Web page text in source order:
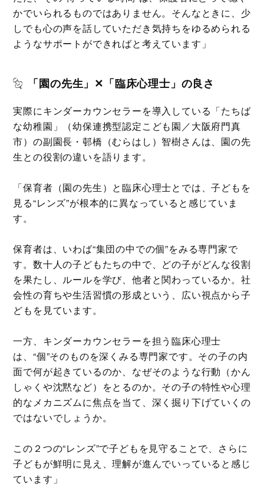
かでいられるものではありません。そんなときに、少
しでも心の声を話していただき気持ちをゆるめられる
ようなサポートができればと考えています」
「園の先生」✕「臨床心理士」の良さ
実際にキンダーカウンセラーを導入している「たちば
な幼稚園」（幼保連携型認定こども園／大阪府門真
市）の副園長・邨橋（むらはし）智樹さんは、園の先
生との役割の違いを語ります。
「保育者（園の先生）と臨床心理士とでは、子どもを
見る“レンズ”が根本的に異なっていると感じていま
す。
保育者は、いわば“集団の中での個”をみる専門家で
す。数十人の子どもたちの中で、どの子がどんな役割
を果たし、ルールを学び、他者と関わっているか。社
会性の育ちや生活習慣の形成という、広い視点から子
どもを見ています。
一方、キンダーカウンセラーを担う臨床心理士
は、“個”そのものを深くみる専門家です。その子の内
面で何が起きているのか、なぜそのような行動（かん
しゃくや沈黙など）をとるのか。その子の特性や心理
的なメカニズムに焦点を当て、深く掘り下げていくの
ではないでしょうか。
この２つの“レンズ”で子どもを見守ることで、さらに
子どもが鮮明に見え、理解が進んでいっていると感じ
ています」